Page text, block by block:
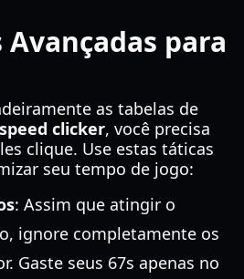
para
as tabelas de
clicker, você precisa
clique. Use estas táticas
seu tempo de jogo:
: Assim que atingir o
ignore completamente os
Gaste seus 67s apenas no